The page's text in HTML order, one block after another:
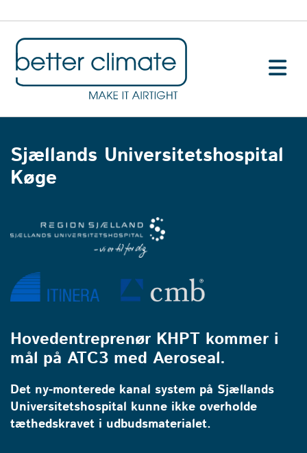
Sjællands Universitetshospital
Køge
Hovedentreprenør KHPT kommer i
mål på ATC3 med Aeroseal.
Det ny-monterede kanal system på Sjællands
Universitetshospital kunne ikke overholde
tæthedskravet i udbudsmaterialet.